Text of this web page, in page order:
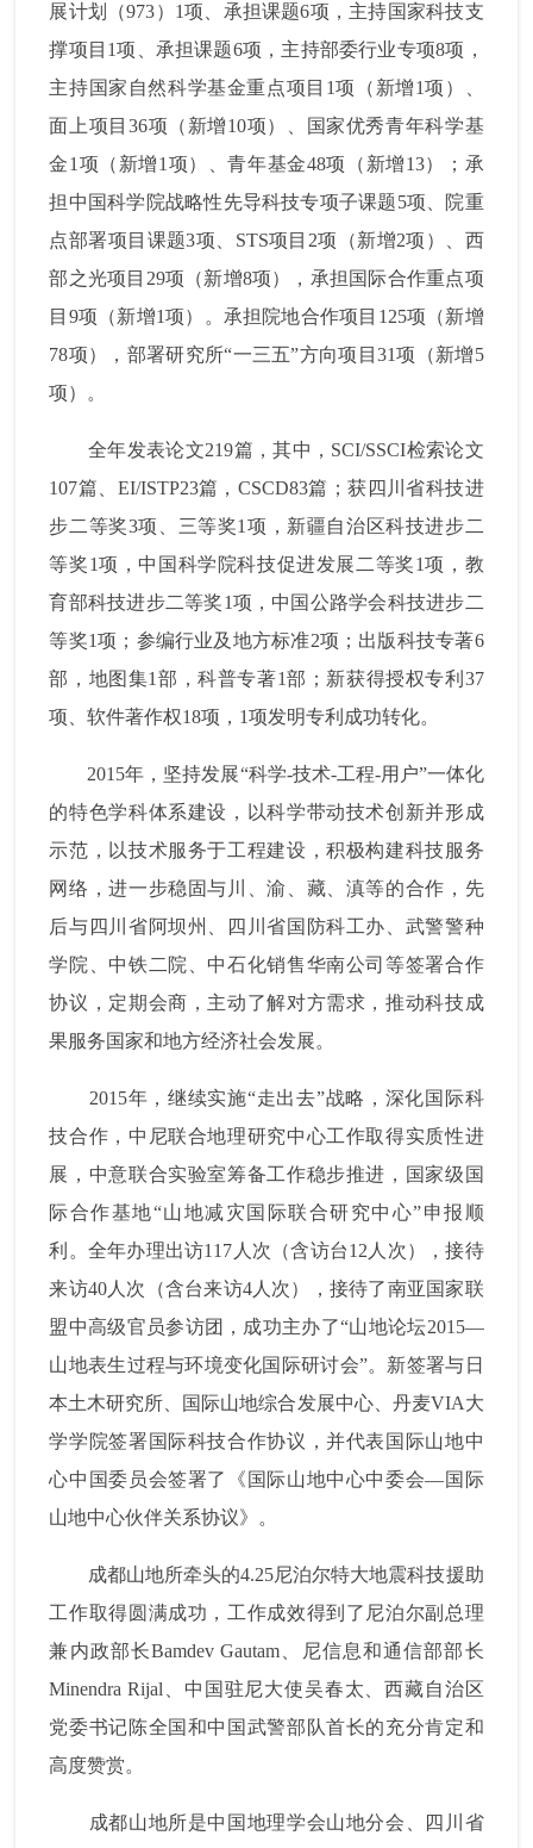
展计划（973） 1项、承担课题6项，主持国家科技支
撑项目 1项、承担课题6项，主持部委行业专项8项，
主持国家自然科学基金重点项目 1项（新增1项）、
面上项目 36项（新增10项）、国家优秀青年科学基
金1 项（新增1 项）、青年基金48项（新增13）；承
担中国科学院战略性先导科技专项子课题5项、院重
点部署项目课题3项、 STS项目 2项（新增2项）、西
部之光项目 29项（新增8项），承担国际合作重点项
目 9项（新增1项）。承担院地合作项目 125项（新增
78项），部署研究所“一三五”方向项目31项（新增5
项）。
全年发表论文219篇，其中， SCI/SSCI检索论文
107篇、 EI/ISTP23篇， CSCD83篇；获四川省科技进
步二等奖3项、三等奖1 项，新疆自治区科技进步二
等奖1项，中国科学院科技促进发展二等奖1项，教
育部科技进步二等奖1项，中国公路学会科技进步二
等奖1项；参编行业及地方标准2项；出版科技专著6
部，地图集1 部，科普专著1部；新获得授权专利 37
项、软件著作权18项， 1项发明专利成功转化。
2015年，坚持发展“科学-技术-工程-用户”一体化
的特色学科体系建设，以科学带动技术创新并形成
示范，以技术服务于工程建设，积极构建科技服务
网络，进一步稳固与川、渝、藏、滇等的合作，先
后与四川省阿坝州、四川省国防科工办、武警警种
学院、中铁二院、中石化销售华南公司等签署合作
协议，定期会商，主动了解对方需求，推动科技成
果服务国家和地方经济社会发展。
2015年，继续实施“走出去”战略，深化国际科
技合作，中尼联合地理研究中心工作取得实质性进
展，中意联合实验室筹备工作稳步推进，国家级国
际合作基地“山地减灾国际联合研究中心”申报顺
利。全年办理出访117 人次（含访台12 人次），接待
来访40人次（含台来访4人次），接待了南亚国家联
盟中高级官员参访团，成功主办了“山地论坛2015—
山地表生过程与环境变化国际研讨会”。新签署与日
本土木研究所、国际山地综合发展中心、丹麦VIA大
学学院签署国际科技合作协议，并代表国际山地中
心中国委员会签署了《国际山地中心中委会—国际
山地中心伙伴关系协议》。
成都山地所牵头的4.25尼泊尔特大地震科技援助
工作取得圆满成功，工作成效得到了尼泊尔副总理
兼内政部长Bamdev Gautam 、尼信息和通信部部长
Minendra Rijal 、中国驻尼大使吴春太、西藏自治区
党委书记陈全国和中国武警部队首长的充分肯定和
高度赞赏。
成都山地所是中国地理学会山地分会、四川省